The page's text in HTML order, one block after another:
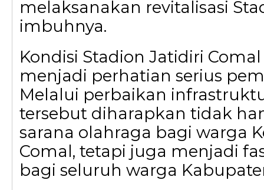
melaksanakan revitalisasi
imbuhnya.
Kondisi Stadion Jatidiri
menjadi perhatian serius
Melalui perbaikan
tersebut diharapkan tidak
sarana olahraga bagi warga
Comal, tetapi juga menjadi
bagi seluruh warga